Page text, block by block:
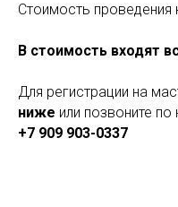
Стоимость проведения
В стоимость входят
Для регистрации на
ниже или позвоните
+7 909 903-0337